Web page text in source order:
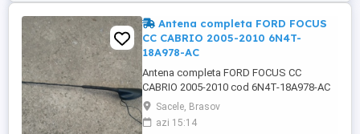
Antena completa FORD FOCUS
CC CABRIO 2005-2010 6N4T-
18A978-AC
Antena completa FORD FOCUS CC
CABRIO 2005-2010 cod 6N4T-18A978-AC
stare buna poze reale se potriveste doar
la cabrio pret 150 lei
Sacele, Brasov
azi 15:14